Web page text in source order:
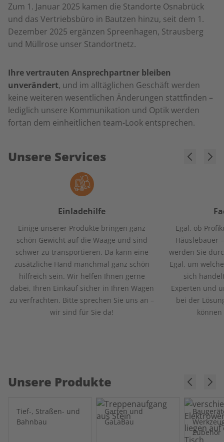
Zum 1. Januar 2025 kamen die Standorte Osnabrück
und das Vertriebsbüro in Bautzen hinzu, seit dem 1.
Dezember 2025 ergänzen Spreenhagen, Strausberg
und Müllrose unser Standortnetz.
Ihre vertrauten Ansprechpartner bleiben
unverändert, und im alltäglichen Geschäft werden
keine weiteren wesentlichen Änderungen stattfinden –
lediglich unsere Kommunikation und Optik werden
fortan dem einheitlichen team-Look entsprechen.
Unsere Services
Einladehilfe
Einige unserer Produkte bringen ganz
schön Gewicht auf die Waage und sind
schwer zu transportieren. Da kann eine
zusätzliche Hand manchmal ganz schön
hilfreich sein. Wir helfen Ihnen gerne
dabei, Ihren Einkauf sicher in Ihren Wagen
zu verfrachten. Bitte sprechen Sie uns an –
wir sind für Sie da!
Egal, ob
Häuslebauer
werden Sie
Egal, um
sich
Experten und
bei der
können
Unsere Produkte
Tief-, Straßen- und
Bahnbau
Garten und
GaLaBau
Zubehör